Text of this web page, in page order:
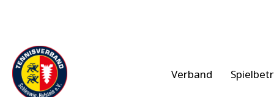
Verband